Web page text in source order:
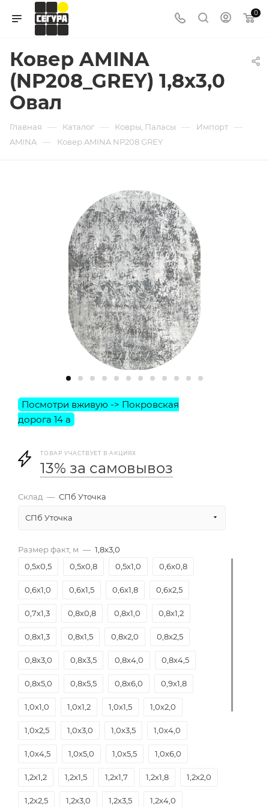
0
Ковер AMINA
(NP208_GREY) 1,8х3,0
Овал
Главная — Каталог — Ковры, Паласы — Импорт —
AMINA — Ковер AMINA NP208 GREY
ТОВАР УЧАСТВУЕТ В АКЦИЯХ
13% за самовывоз
Склад — СПб Уточка
СПб Уточка
Размер факт, м — 1,8х3,0
0,5х0,5
0,5х0,8 0,5х1,0 0,6х0,8
0,6х1,0 0,6х1,5 0,6х1,8 0,6х2,5
0,7х1,3 0,8х0,8 0,8х1,0 0,8х1,2
0,8х1,3 0,8х1,5 0,8х2,0 0,8х2,5
0,8х3,0 0,8х3,5 0,8х4,0 0,8х4,5
0,8х5,0 0,8х5,5 0,8х6,0 0,9х1,8
1,0х1,0 1,0х1,2 1,0х1,5 1,0х2,0
1,0х2,5 1,0х3,0 1,0х3,5 1,0х4,0
1,0х4,5 1,0х5,0 1,0х5,5 1,0х6,0
1,2х1,2 1,2х1,5 1,2х1,7 1,2х1,8 1,2х2,0
1,2х2,5 1,2х3,0 1,2х3,5 1,2х4,0